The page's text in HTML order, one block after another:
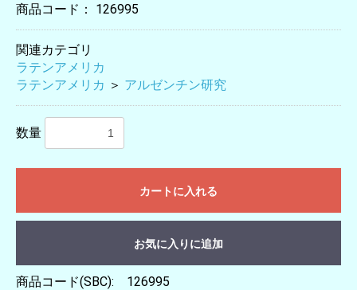
商品コード： 126995
関連カテゴリ
ラテンアメリカ
ラテンアメリカ ＞ アルゼンチン研究
数量
カートに入れる
お気に入りに追加
商品コード(SBC): 126995